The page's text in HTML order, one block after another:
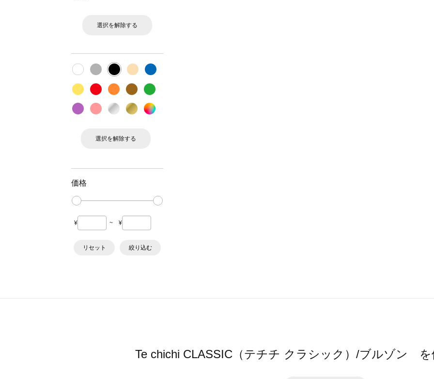
選択を解除する
選択を解除する
価格
¥ ~ ¥
リセット 絞り込む
Te chichi CLASSIC（テチチ クラシック）/ブルゾン